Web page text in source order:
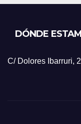
DÓNDE
C/ Dolores Ibarruri,